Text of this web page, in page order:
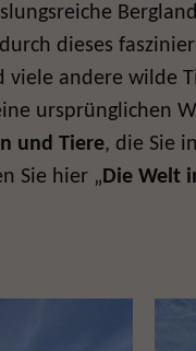
dieses
viele andere wilde
ursprünglichen
und Tiere, die Sie
Sie hier „Die Welt